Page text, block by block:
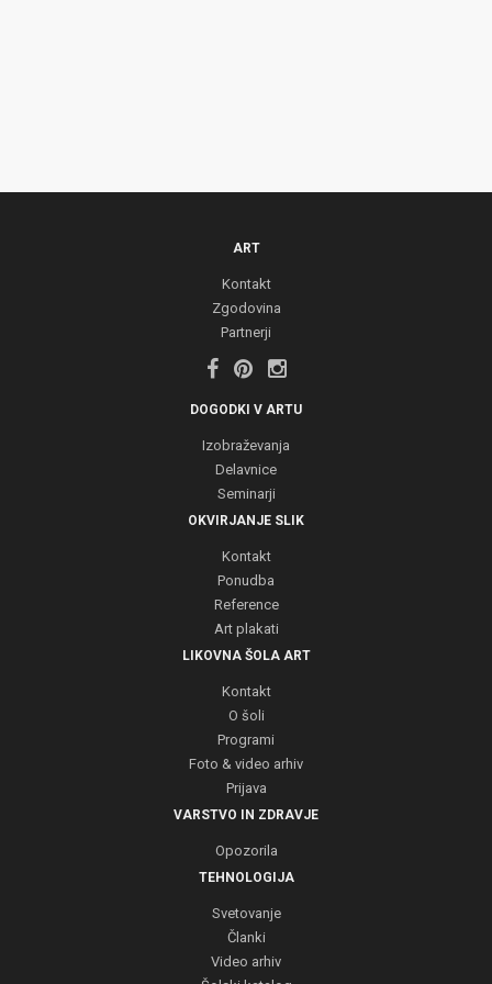
ART
Kontakt
Zgodovina
Partnerji
DOGODKI V ARTU
Izobraževanja
Delavnice
Seminarji
OKVIRJANJE SLIK
Kontakt
Ponudba
Reference
Art plakati
LIKOVNA ŠOLA ART
Kontakt
O šoli
Programi
Foto & video arhiv
Prijava
VARSTVO IN ZDRAVJE
Opozorila
TEHNOLOGIJA
Svetovanje
Članki
Video arhiv